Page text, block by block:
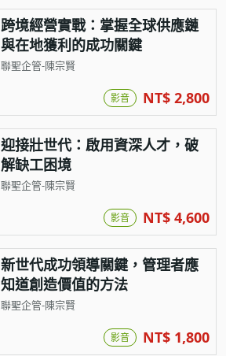
跨境經營實戰：掌握全球供應鏈
與在地獲利的成功關鍵
聯聖企管-陳宗賢
影音 NT$ 2,800
迎接壯世代：啟用資深人才，破
解缺工困境
聯聖企管-陳宗賢
影音 NT$ 4,600
新世代成功領導關鍵，管理者應
知道創造價值的方法
聯聖企管-陳宗賢
影音 NT$ 1,800